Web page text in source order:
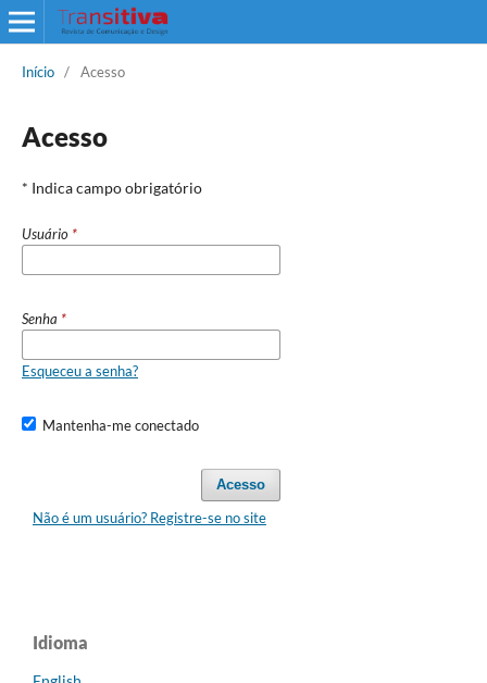
Início / Acesso
Acesso
* Indica campo obrigatório
Usuário *
Senha *
Esqueceu a senha?
Mantenha-me conectado
Acesso
Não é um usuário? Registre-se no site
Idioma